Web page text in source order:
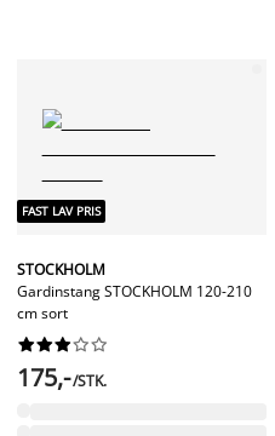
FAST LAV PRIS
STOCKHOLM
Gardinstang STOCKHOLM 120-210
cm sort






175,-/STK.